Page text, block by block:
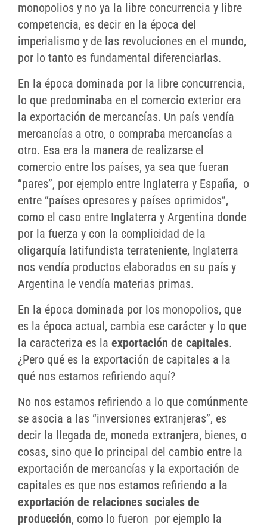
monopolios y no ya la libre concurrencia y libre
competencia, es decir en la época del
imperialismo y de las revoluciones en el mundo,
por lo tanto es fundamental diferenciarlas.
En la época dominada por la libre concurrencia,
lo que predominaba en el comercio exterior era
la exportación de mercancías. Un país vendía
mercancías a otro, o compraba mercancías a
otro. Esa era la manera de realizarse el
comercio entre los países, ya sea que fueran
“pares”, por ejemplo entre Inglaterra y España, o
entre “países opresores y países oprimidos”,
como el caso entre Inglaterra y Argentina donde
por la fuerza y con la complicidad de la
oligarquía latifundista terrateniente, Inglaterra
nos vendía productos elaborados en su país y
Argentina le vendía materias primas.
En la época dominada por los monopolios, que
es la época actual, cambia ese carácter y lo que
la caracteriza es la exportación de capitales.
¿Pero qué es la exportación de capitales a la
qué nos estamos refiriendo aquí?
No nos estamos refiriendo a lo que comúnmente
se asocia a las “inversiones extranjeras”, es
decir la llegada de, moneda extranjera, bienes, o
cosas, sino que lo principal del cambio entre la
exportación de mercancías y la exportación de
capitales es que nos estamos refiriendo a la
exportación de relaciones sociales de
producción, como lo fueron por ejemplo la